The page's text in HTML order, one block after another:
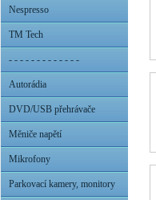
Nespresso
TM Tech
- - - - - - - - - - - - -
Autorádia
DVD/USB přehrávače
Měniče napětí
Mikrofony
Parkovací kamery, monitory